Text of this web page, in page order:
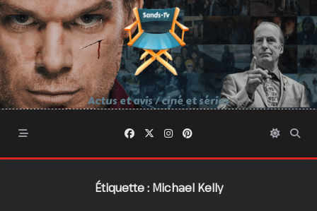
Skip
to
content
Actus et avis / ciné et séries
Étiquette : Michael Kelly